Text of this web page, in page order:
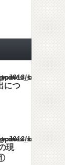
themes/gorgeous_tcd013/single.php
につ
themes/gorgeous_tcd013/single.php
現